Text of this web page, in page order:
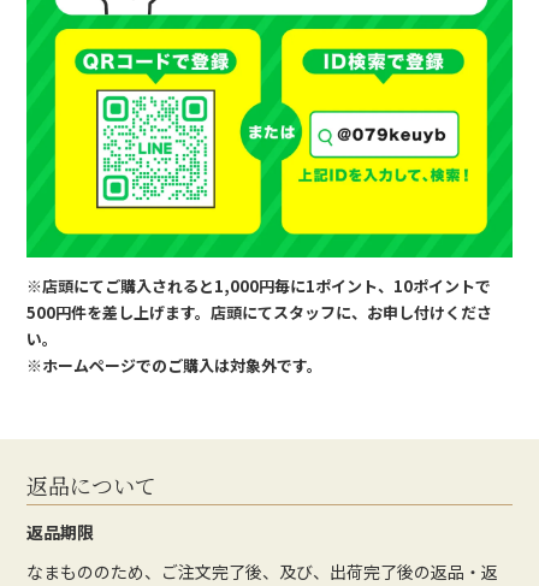
※店頭にてご購入されると1,000円毎に1ポイント、10ポイントで
500円件を差し上げます。店頭にてスタッフに、お申し付けくださ
い。
※ホームページでのご購入は対象外です。
返品について
返品期限
なまもののため、ご注文完了後、及び、出荷完了後の返品・返